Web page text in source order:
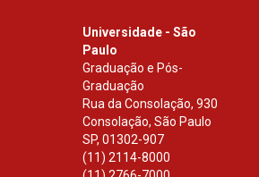
Universidade - São
Paulo
Graduação e Pós-
Graduação
Rua da Consolação, 930
Consolação, São Paulo
SP, 01302-907
(11) 2114-8000